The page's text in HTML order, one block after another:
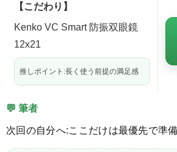
【こだわり】
Kenko VC Smart 防振双眼鏡
12x21
推しポイント:長く使う前提の満足感
💬 筆者
次回の自分へ:ここだけは最優先で準備